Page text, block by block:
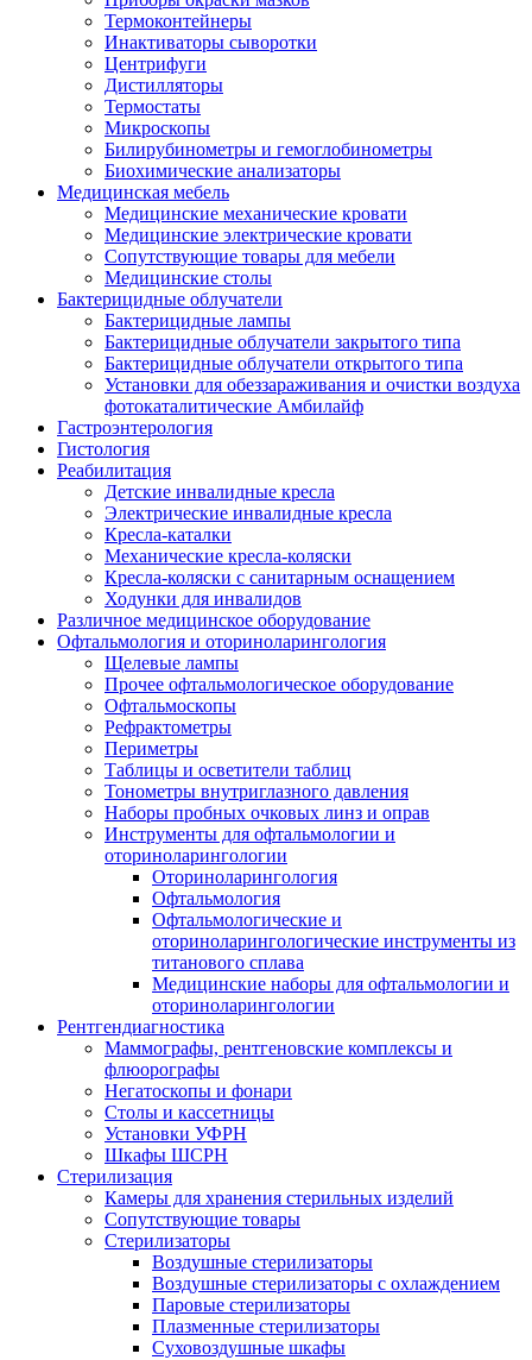
Термоконтейнеры
Инактиваторы сыворотки
Центрифуги
Дистилляторы
Термостаты
Микроскопы
Билирубинометры и гемоглобинометры
Биохимические анализаторы
Медицинская мебель
Медицинские механические кровати
Медицинские электрические кровати
Сопутствующие товары для мебели
Медицинские столы
Бактерицидные облучатели
Бактерицидные лампы
Бактерицидные облучатели закрытого типа
Бактерицидные облучатели открытого типа
Установки для обеззараживания и очистки воздуха
фотокаталитические Амбилайф
Гастроэнтерология
Гистология
Реабилитация
Детские инвалидные кресла
Электрические инвалидные кресла
Кресла-каталки
Механические кресла-коляски
Кресла-коляски с санитарным оснащением
Ходунки для инвалидов
Различное медицинское оборудование
Офтальмология и оториноларингология
Щелевые лампы
Прочее офтальмологическое оборудование
Офтальмоскопы
Рефрактометры
Периметры
Таблицы и осветители таблиц
Тонометры внутриглазного давления
Наборы пробных очковых линз и оправ
Инструменты для офтальмологии и
оториноларингологии
Оториноларингология
Офтальмология
Офтальмологические и
оториноларингологические инструменты из
титанового сплава
Медицинские наборы для офтальмологии и
оториноларингологии
Рентгендиагностика
Маммографы, рентгеновские комплексы и
флюорографы
Негатоскопы и фонари
Столы и кассетницы
Установки УФРН
Шкафы ШСРН
Стерилизация
Камеры для хранения стерильных изделий
Сопутствующие товары
Стерилизаторы
Воздушные стерилизаторы
Воздушные стерилизаторы с охлаждением
Паровые стерилизаторы
Плазменные стерилизаторы
Суховоздушные шкафы